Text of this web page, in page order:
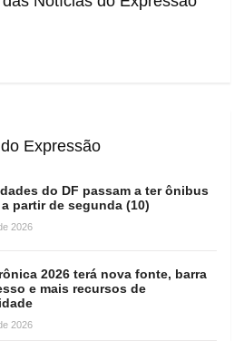
Expressão
do DF passam a ter ônibus
partir de segunda (10)
2026
2026 terá nova fonte, barra
e mais recursos de
2026